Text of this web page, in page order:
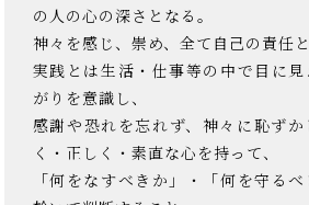
の人の心の深さとなる。
神々を感じ、崇め、全て自己の責任
実践とは生活・仕事等の中で目に
がりを意識し、
感謝や恐れを忘れず、神々に恥ず
く・正しく・素直な心を持って、
「何をなすべきか」・「何を守る